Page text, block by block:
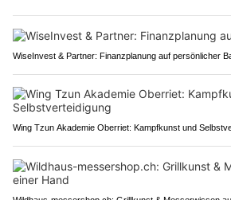
WiseInvest & Partner: Finanzplanung auf persönlicher
Wing Tzun Akademie Oberriet: Kampfkunst und